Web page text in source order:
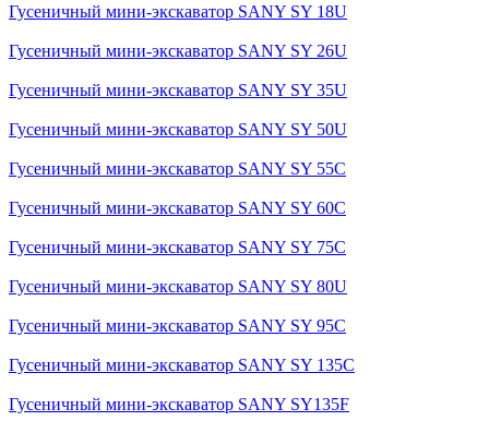
Гусеничный мини-экскаватор SANY SY 18U
Гусеничный мини-экскаватор SANY SY 26U
Гусеничный мини-экскаватор SANY SY 35U
Гусеничный мини-экскаватор SANY SY 50U
Гусеничный мини-экскаватор SANY SY 55C
Гусеничный мини-экскаватор SANY SY 60C
Гусеничный мини-экскаватор SANY SY 75C
Гусеничный мини-экскаватор SANY SY 80U
Гусеничный мини-экскаватор SANY SY 95C
Гусеничный мини-экскаватор SANY SY 135C
Гусеничный мини-экскаватор SANY SY135F